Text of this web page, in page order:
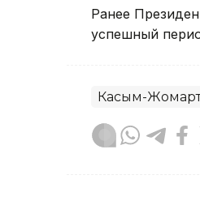
Ранее
успешный
Касым-Жомарт